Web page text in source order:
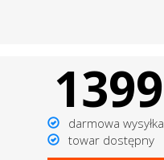
1399
darmowa wysyłka
towar dostępny